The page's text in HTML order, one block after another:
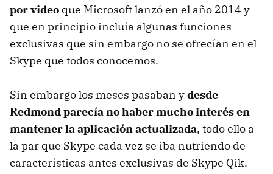
por video que Microsoft lanzó en el año 2014 y
que en principio incluía algunas funciones
exclusivas que sin embargo no se ofrecían en el
Skype que todos conocemos.
Sin embargo los meses pasaban ydesde
Redmond parecía no haber mucho interés en
mantener la aplicación actualizada, todo ello a
la par que Skype cada vez se iba nutriendo de
características antes exclusivas de Skype Qik.